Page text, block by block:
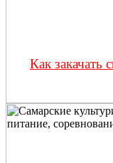
Как закачать